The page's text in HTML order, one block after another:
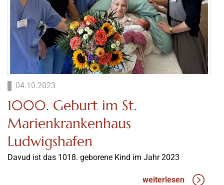
04.10.2023
1000. Geburt im St.
Marienkrankenhaus
Ludwigshafen
Davud ist das 1018. geborene Kind im Jahr 2023
weiterlesen